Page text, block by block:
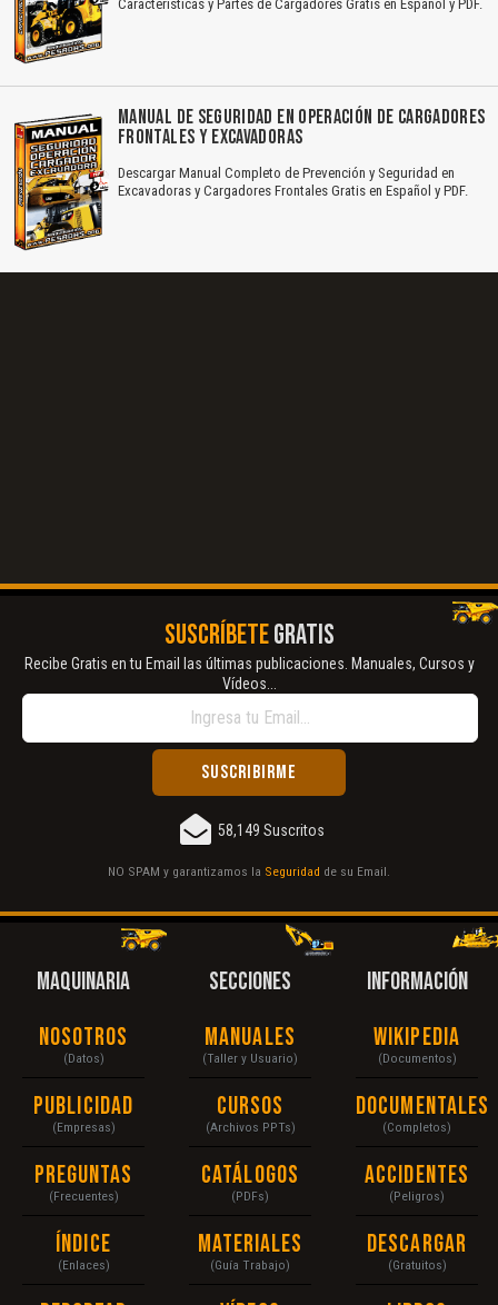
Características y Partes de Cargadores Gratis en Español y PDF.
MANUAL DE SEGURIDAD EN OPERACIÓN DE CARGADORES
FRONTALES Y EXCAVADORAS
Descargar Manual Completo de Prevención y Seguridad en
Excavadoras y Cargadores Frontales Gratis en Español y PDF.
SUSCRÍBETEGRATIS
Recibe Gratis en tu Email las últimas publicaciones. Manuales, Cursos y
Vídeos...
58,149 Suscritos
NO SPAM y garantizamos la Seguridad de su Email.
MAQUINARIA
Nosotros
(Datos)
Publicidad
(Empresas)
Preguntas
(Frecuentes)
Índice
(Enlaces)
SECCIONES
Manuales
(Taller y Usuario)
Cursos
(Archivos PPTs)
Catálogos
(PDFs)
Materiales
(Guía Trabajo)
INFORMACIÓN
Wikipedia
(Documentos)
Documentales
(Completos)
Accidentes
(Peligros)
Descargar
(Gratuitos)